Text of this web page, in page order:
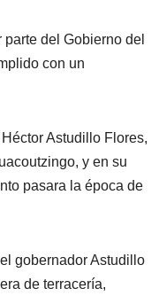
del Gobierno del
con un
Astudillo Flores,
y en su
pasara la época de
gobernador Astudillo
de terracería,